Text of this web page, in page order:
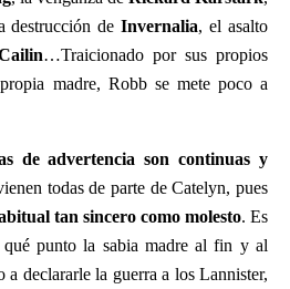
destrucción deInvernalia, el asalto
…Traicionado por sus propios
madre, Robb se mete poco a
de advertencia son continuas y
todas de parte de Catelyn, pues
tan sincero como molesto. Es
qué punto la sabia madre al fin y al
a declararle la guerra a los Lannister,